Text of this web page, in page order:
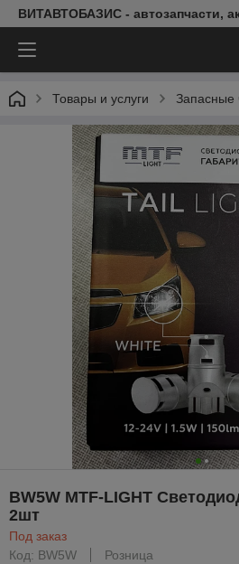
ВИТАВТОБАЗИС - автозапчасти,
Товары и услуги Запасные
BW5W MTF-LIGHT
2шт
Под заказ
Код: BW5W
Розница